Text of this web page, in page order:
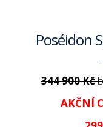
Poséidon
344 900 Kč
AKČNÍ